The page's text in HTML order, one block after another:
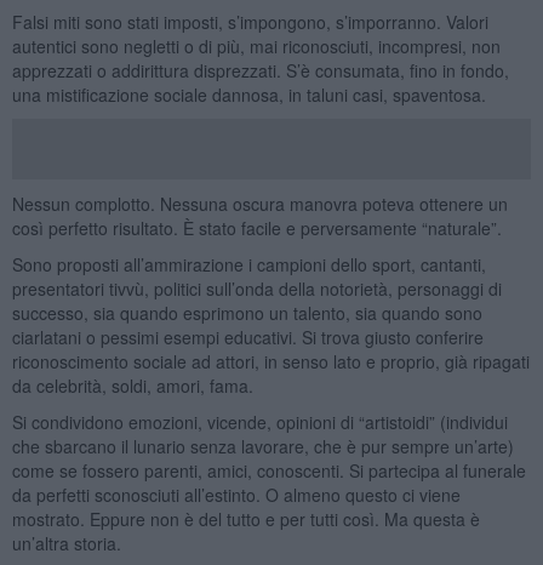
Falsi miti sono stati imposti, s’impongono, s’imporranno. Valori
autentici sono negletti o di più, mai riconosciuti, incompresi, non
apprezzati o addirittura disprezzati. S’è consumata, fino in fondo,
una mistificazione sociale dannosa, in taluni casi, spaventosa.
Nessun complotto. Nessuna oscura manovra poteva ottenere un
così perfetto risultato. È stato facile e perversamente “naturale”.
Sono proposti all’ammirazione i campioni dello sport, cantanti,
presentatori tivvù, politici sull’onda della notorietà, personaggi di
successo, sia quando esprimono un talento, sia quando sono
ciarlatani o pessimi esempi educativi. Si trova giusto conferire
riconoscimento sociale ad attori, in senso lato e proprio, già ripagati
da celebrità, soldi, amori, fama.
Si condividono emozioni, vicende, opinioni di “artistoidi” (individui
che sbarcano il lunario senza lavorare, che è pur sempre un’arte)
come se fossero parenti, amici, conoscenti. Si partecipa al funerale
da perfetti sconosciuti all’estinto. O almeno questo ci viene
mostrato. Eppure non è del tutto e per tutti così. Ma questa è
un’altra storia.